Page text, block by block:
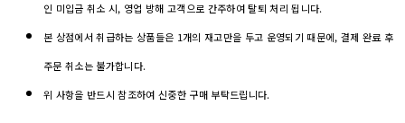
인 미입금 취소 시, 영업 방해 고객으로 간주하여 탈퇴 처리 됩니다.
본 상점에서 취급하는 상품들은 1개의 재고만을 두고 운영되기 때문에, 결제 완료 후
주문 취소는 불가합니다.
위 사항을 반드시 참조하여 신중한 구매 부탁드립니다.